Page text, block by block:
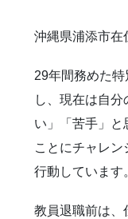
沖縄県浦添市在
29年間務めた
し、現在は自
い」「苦手」と
ことにチャレン
行動しています
教員退職前は、